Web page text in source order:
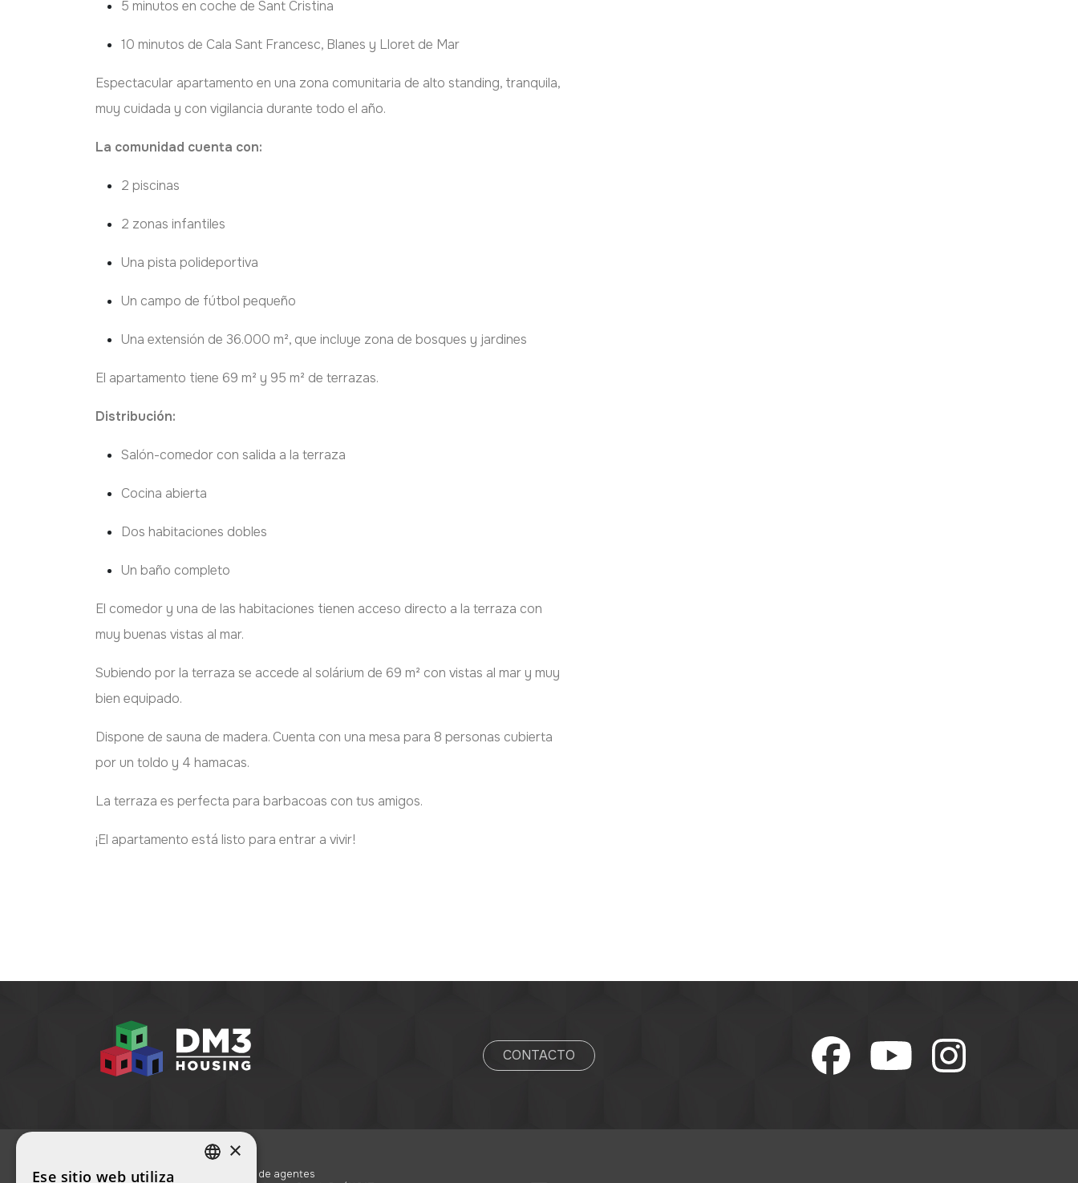
5 minutos en coche de Sant Cristina
10 minutos de Cala Sant Francesc, Blanes y Lloret de Mar
Espectacular apartamento en una zona comunitaria de alto standing, tranquila,
muy cuidada y con vigilancia durante todo el año.
La comunidad cuenta con:
2 piscinas
2 zonas infantiles
Una pista polideportiva
Un campo de fútbol pequeño
Una extensión de 36.000 m², que incluye zona de bosques y jardines
El apartamento tiene 69 m² y 95 m² de terrazas.
Distribución:
Salón-comedor con salida a la terraza
Cocina abierta
Dos habitaciones dobles
Un baño completo
El comedor y una de las habitaciones tienen acceso directo a la terraza con
muy buenas vistas al mar.
Subiendo por la terraza se accede al solárium de 69 m² con vistas al mar y muy
bien equipado.
Dispone de sauna de madera. Cuenta con una mesa para 8 personas cubierta
por un toldo y 4 hamacas.
La terraza es perfecta para barbacoas con tus amigos.
¡El apartamento está listo para entrar a vivir!
CONTACTO
Registro de agentes
×
Ese sitio web utiliza